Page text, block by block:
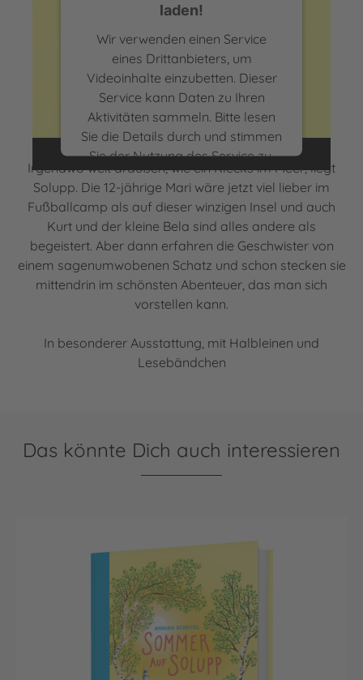
laden!
Wir verwenden einen Service
eines Drittanbieters, um
Videoinhalte einzubetten. Dieser
Service kann Daten zu Ihren
Aktivitäten sammeln. Bitte lesen
Sie die Details durch und stimmen
Sie der Nutzung des Service zu,
um dieses Video anzusehen.
Mehr Informationen
Akzeptieren
powered by
Usercentrics Consent
Management Platform
Buchtrailer zu „Sommer auf Solupp“ von Annika
Irgendwo weit draußen, wie ein Klecks im Meer, liegt
Solupp. Die 12-jährige Mari wäre jetzt viel lieber im
Fußballcamp als auf dieser winzigen Insel und auch
Kurt und der kleine Bela sind alles andere als
begeistert. Aber dann erfahren die Geschwister von
einem sagenumwobenen Schatz und schon stecken sie
mittendrin im schönsten Abenteuer, das man sich
vorstellen kann.
In besonderer Ausstattung, mit Halbleinen und
Lesebändchen
Das könnte Dich auch interessieren